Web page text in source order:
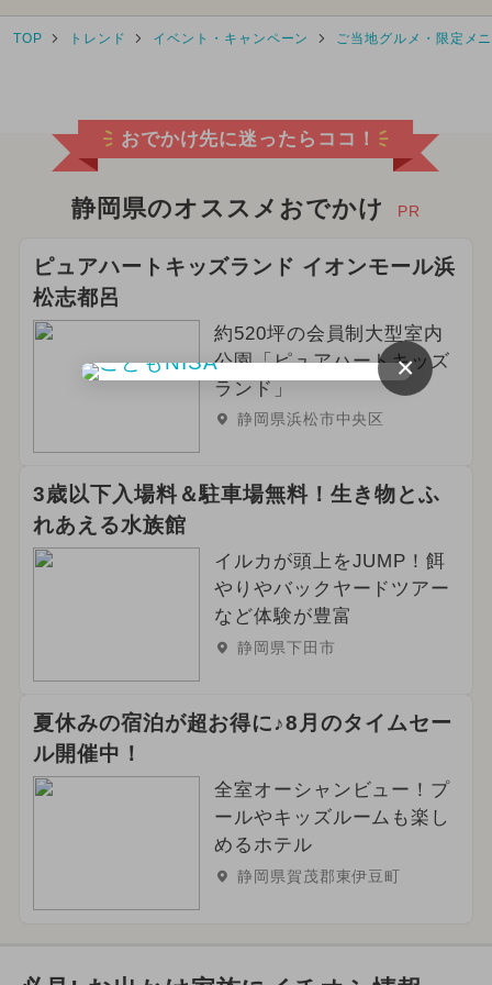
2025年7月のイベント
2026年3月のイベント
2024年11月のイベント
2025年1月のイベント
2025年5月のイベント
2025年8月のイベント
2024年3月のイベント
2025年4月のイベント
2026年4月のイベント グルメフェス
雨の日OK 2026年5月のイベント
2024年10月のイベント
2025年6月のイベント クリスマス
2024年4月のイベント
きかんしゃトーマス アウトドア
2023年12月のイベント
TOP トレンド イベント・キャンペーン ご当地グルメ・限定メ
おでかけ先に迷ったらココ！
静岡県のオススメおでかけ PR
ピュアハートキッズランド イオンモール浜
松志都呂
約520坪の会員制大型室内
公園「ピュアハートキッズ
ランド」
静岡県浜松市中央区
3歳以下入場料＆駐車場無料！生き物とふ
れあえる水族館
イルカが頭上をJUMP！餌
やりやバックヤードツアー
など体験が豊富
静岡県下田市
夏休みの宿泊が超お得に♪8月のタイムセー
ル開催中！
全室オーシャンビュー！プ
ールやキッズルームも楽し
めるホテル
静岡県賀茂郡東伊豆町
×